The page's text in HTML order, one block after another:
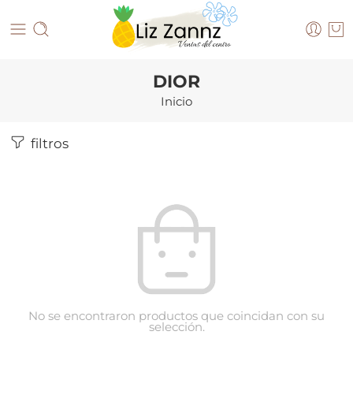
DIOR
Inicio
filtros
No se encontraron productos que coincidan con su
selección.